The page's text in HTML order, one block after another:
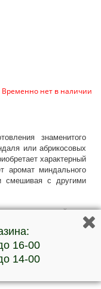
Временно нет в наличии
знаменитого
или абрикосовых
характерный
аромат миндального
смешивая с другими
уточняйте у
16-00
14-00